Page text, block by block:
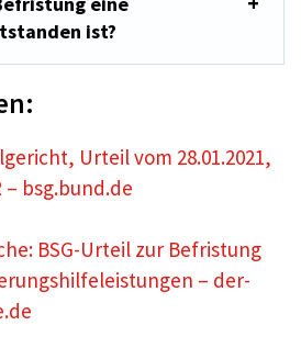
ist?
Urteil vom 28.01.2021,
– bsg.bund.de
BSG-Urteil zur Befristung
– der-